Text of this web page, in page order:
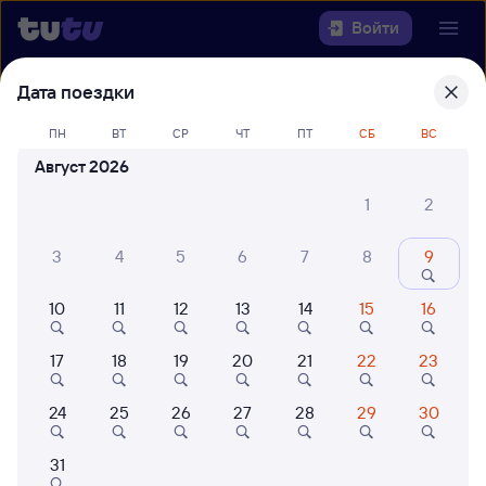
Войти
Выберите день, чтобы найти
билеты Самара — Ташкент Пасс
Центр.
Куда
Когда
Кто едет
Найти поезда
Дата поездки
ПН ВТ СР ЧТ ПТ СБ ВС
Август 2026
1
2
3 4 5 6 7 8 9
10 11 12 13 14 15 16
17 18 19 20 21 22 23
24 25 26 27 28 29 30
31